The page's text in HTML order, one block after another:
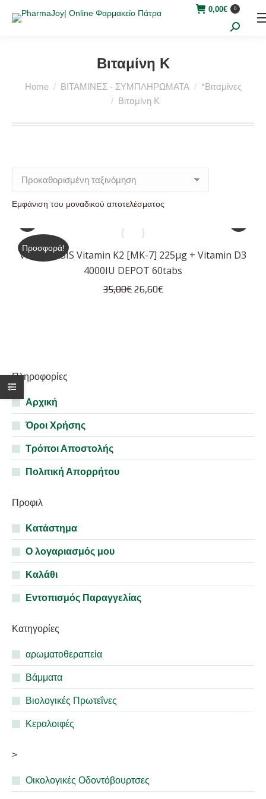
0,00€ 0
Search:
Βιταμίνη K
Home ΒΙΤΑΜΙΝΕΣ - ΣΥΜΠΛΗΡΩΜΑΤΑ
*Βιταμίνες
Βιταμίνη K
Εμφάνιση του μοναδικού αποτελέσματος
Προσφορά!
VIOGENESIS Vitamin K2 [MK-7] 225μg + Vitamin D3
4000IU DEPOT 60tabs
35,00€ Original
26,60€Η
Πληροφορίες
Αρχική
Όροι Χρήσης
Τρόποι Αποστολής
Πολιτική Απορρήτου
Προφιλ
Κατάστημα
Ο λογαριασμός μου
Καλάθι
Εντοπισμός Παραγγελίας
Κατηγορίες
αρωματοθεραπεία
Βάμματα
Βιολογικές Πρωτεΐνες
Κεραλοιφές
>
Οικολογικές Οδοντόβουρτσες